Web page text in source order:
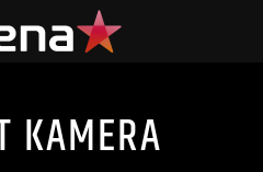
KAMERA